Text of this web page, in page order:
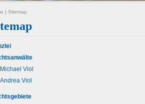
| Sitemap
Michael Viol
Andrea Viol